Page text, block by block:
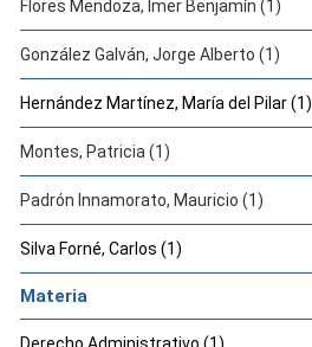
Flores Mendoza, Imer Benjamín (1)
González Galván, Jorge Alberto (1)
Hernández Martínez, María del Pilar (1)
Montes, Patricia (1)
Padrón Innamorato, Mauricio (1)
Silva Forné, Carlos (1)
Materia